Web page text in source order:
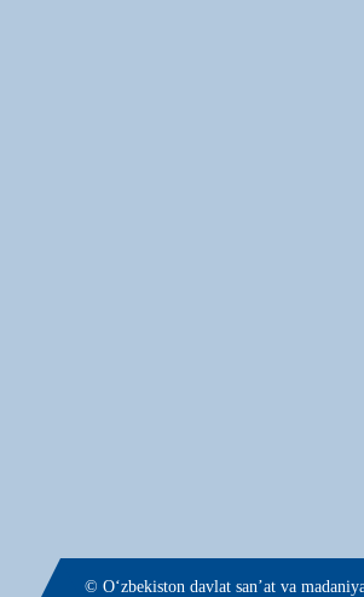
© О‘zbekiston davlat san’at va